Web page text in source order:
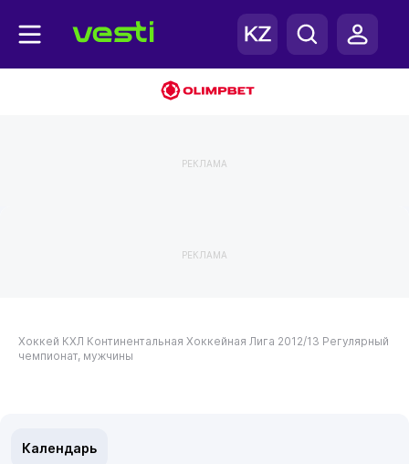
РЕКЛАМА
РЕКЛАМА
Хоккей КХЛ Континентальная Хоккейная Лига 2012/13 Регулярный
чемпионат, мужчины
Календарь